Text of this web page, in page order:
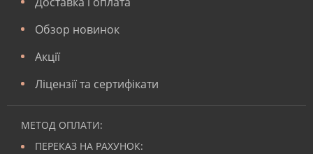
Обзор новинок
Акції
Ліцензії та сертифікати
МЕТОД ОПЛАТИ:
ПЕРЕКАЗ НА РАХУНОК: